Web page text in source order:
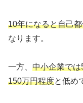
10年になると自己
なります。
一方、 中小企業で
150万円程度と低め